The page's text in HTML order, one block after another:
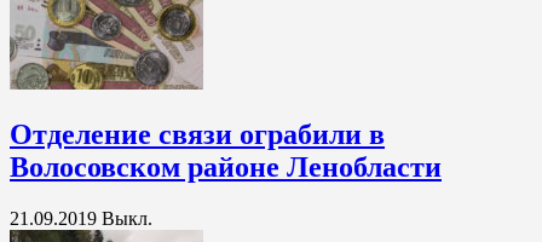
Отделение связи ограбили в
Волосовском районе Ленобласти
21.09.2019 Выкл.